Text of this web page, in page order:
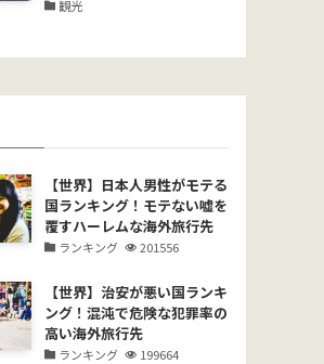
観光
【世界】日本人男性がモテる
国ランキング！モテない嘘を
覆すハーレムな海外旅行先
ランキング 201556
【世界】治安が悪い国ランキ
ング！混沌で危険な犯罪率の
高い海外旅行先
ランキング 199664